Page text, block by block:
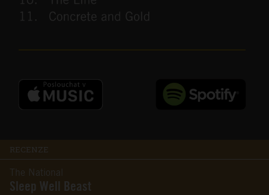
RECENZE
The National
Sleep Well Beast